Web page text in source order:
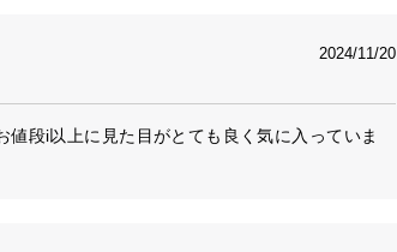
2024/11/20
段i以上に見た目がとても良く気に入っていま